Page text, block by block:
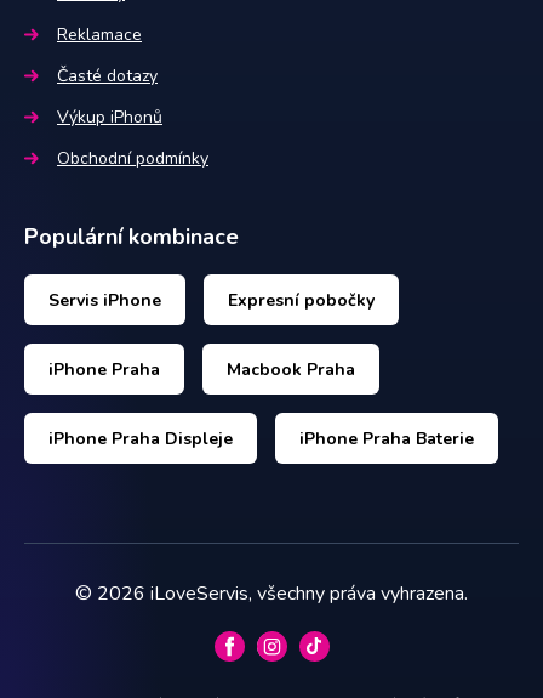
Reklamace
Časté dotazy
Výkup iPhonů
Obchodní podmínky
Populární kombinace
Servis iPhone Expresní pobočky
iPhone Praha Macbook Praha
iPhone Praha Displeje iPhone Praha Baterie
© 2026 iLoveServis, všechny práva vyhrazena.